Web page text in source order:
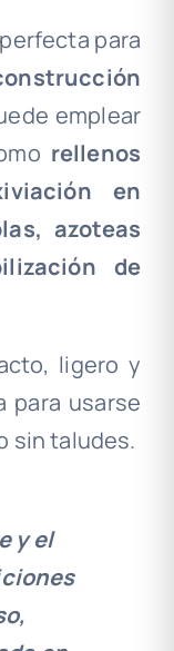
para
emplear
rellenos
en
azoteas
de
ligero y
para usarse
sin taludes.
y el